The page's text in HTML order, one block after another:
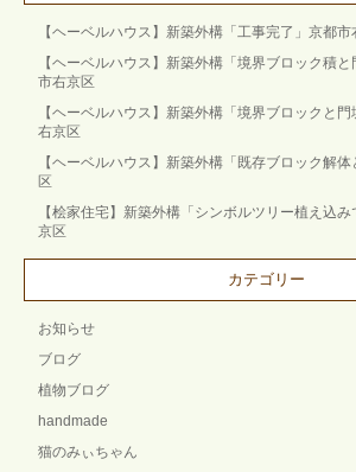
【ヘーベルハウス】新築外構「工事完了」京都市
【ヘーベルハウス】新築外構「境界ブロック積
市右京区
【ヘーベルハウス】新築外構「境界ブロックと
右京区
【ヘーベルハウス】新築外構「既存ブロック解
区
【桧家住宅】新築外構「シンボルツリー植え込
京区
カテゴリー
お知らせ
ブログ
植物ブログ
handmade
猫のみぃちゃん